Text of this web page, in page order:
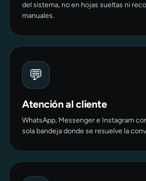
del sistema, no en hojas sueltas ni
manuales.
💬
Atención al cliente
WhatsApp, Messenger e Instagram
sola bandeja donde se resuelve la